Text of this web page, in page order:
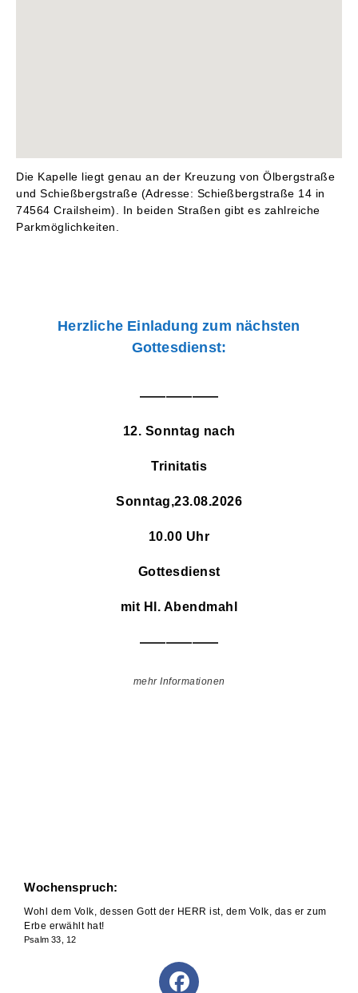
Die Kapelle liegt genau an der Kreuzung von Ölbergstraße
und Schießbergstraße (Adresse: Schießbergstraße 14 in
74564 Crailsheim). In beiden Straßen gibt es zahlreiche
Parkmöglichkeiten.
Herzliche Einladung zum nächsten
Gottesdienst:
——————
12. Sonntag nach
Trinitatis
Sonntag,23.08.2026
10.00 Uhr
Gottesdienst
mit Hl. Abendmahl
——————
mehr Informationen
Wochenspruch:
Wohl dem Volk, dessen Gott der HERR ist, dem Volk, das er zum
Erbe erwählt hat!
Psalm 33, 12